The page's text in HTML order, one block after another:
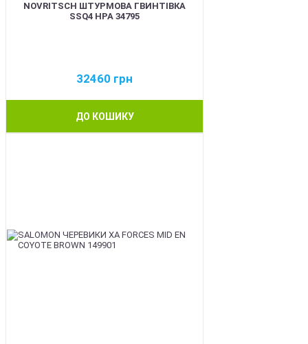
NOVRITSCH ШТУРМОВА ГВИНТІВКА
SSQ4 HPA 34795
32460 грн
ДО КОШИКУ